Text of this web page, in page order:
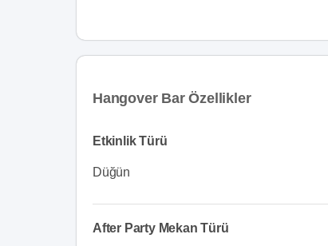
Hangover Bar Özellikler
Etkinlik Türü
Düğün
After Party Mekan Türü